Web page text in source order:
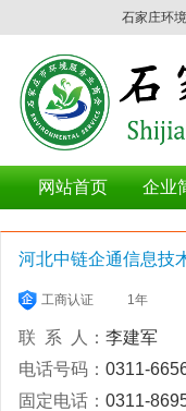
石家庄环
网站首页 企业
工商认证 1年
联 系 人： 李建军
电话号码： 0311-
固定电话： 0311-